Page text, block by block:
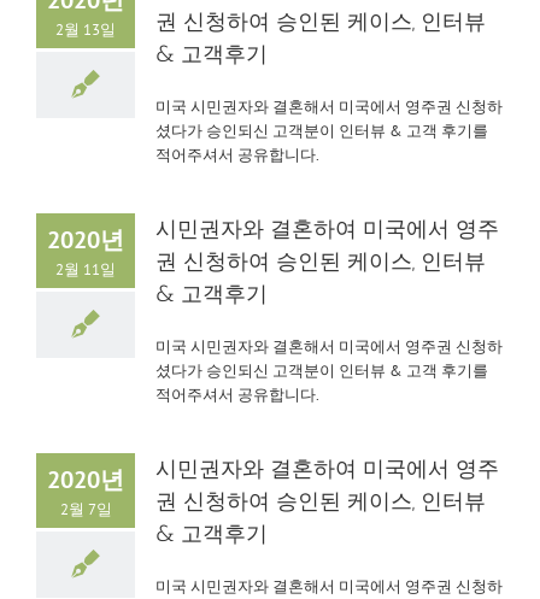
2월 13일
권 신청하여 승인된 케이스, 인터뷰
& 고객후기
미국 시민권자와 결혼해서 미국에서 영주권 신청하
셨다가 승인되신 고객분이 인터뷰 & 고객 후기를
적어주셔서 공유합니다.
2020년
2월 11일
시민권자와 결혼하여 미국에서 영주
권 신청하여 승인된 케이스, 인터뷰
& 고객후기
미국 시민권자와 결혼해서 미국에서 영주권 신청하
셨다가 승인되신 고객분이 인터뷰 & 고객 후기를
적어주셔서 공유합니다.
2020년
2월 7일
시민권자와 결혼하여 미국에서 영주
권 신청하여 승인된 케이스, 인터뷰
& 고객후기
미국 시민권자와 결혼해서 미국에서 영주권 신청하